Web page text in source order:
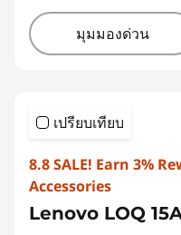
มุมมองด่วน
เปรียบเทียบ
8.8 SALE! Earn 3%
Accessories
Lenovo LOQ